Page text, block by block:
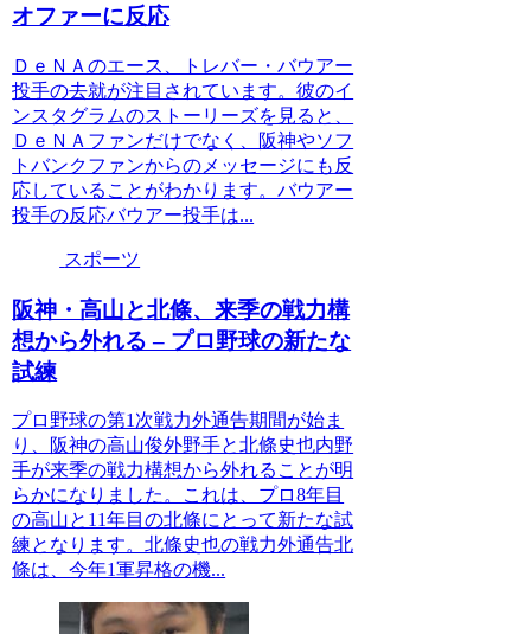
オファーに反応
ＤｅＮＡのエース、トレバー・バウアー
投手の去就が注目されています。彼のイ
ンスタグラムのストーリーズを見ると、
ＤｅＮＡファンだけでなく、阪神やソフ
トバンクファンからのメッセージにも反
応していることがわかります。バウアー
投手の反応バウアー投手は...
スポーツ
阪神・高山と北條、来季の戦力構
想から外れる – プロ野球の新たな
試練
プロ野球の第1次戦力外通告期間が始ま
り、阪神の高山俊外野手と北條史也内野
手が来季の戦力構想から外れることが明
らかになりました。これは、プロ8年目
の高山と11年目の北條にとって新たな試
練となります。北條史也の戦力外通告北
條は、今年1軍昇格の機...